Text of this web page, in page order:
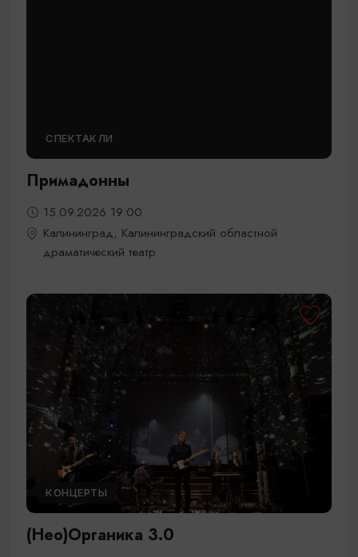
СПЕКТАКЛИ
Примадонны
15.09.2026 19:00
Калининград, Калининградский областной
драматический театр
КОНЦЕРТЫ
(Нео)Органика 3.0